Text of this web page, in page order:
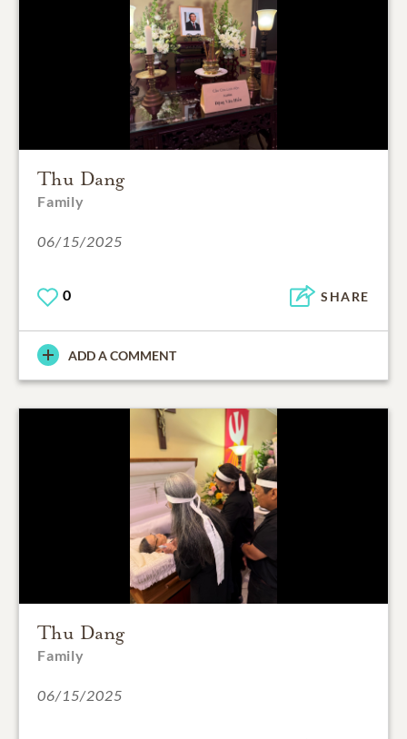
Thu Dang
Family
06/15/2025
0 SHARE
ADD A COMMENT
Thu Dang
Family
06/15/2025